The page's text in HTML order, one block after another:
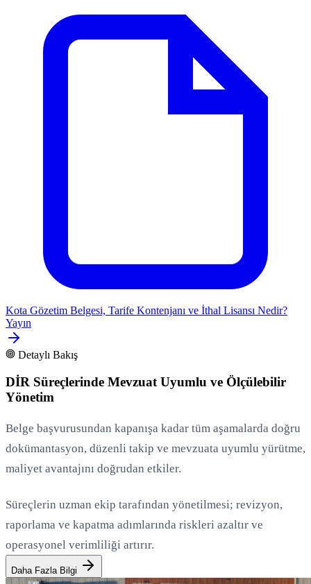
Kota Gözetim Belgesi, Tarife Kontenjanı ve İthal Lisansı Nedir?
Yayın
Detaylı Bakış
DİR Süreçlerinde Mevzuat Uyumlu ve Ölçülebilir
Yönetim
Belge başvurusundan kapanışa kadar tüm aşamalarda doğru
dokümantasyon, düzenli takip ve mevzuata uyumlu yürütme,
maliyet avantajını doğrudan etkiler.
Süreçlerin uzman ekip tarafından yönetilmesi; revizyon,
raporlama ve kapatma adımlarında riskleri azaltır ve
operasyonel verimliliği artırır.
Daha Fazla Bilgi